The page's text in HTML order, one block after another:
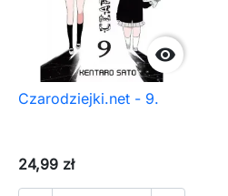

Czarodziejki.net - 9.
24,99 zł